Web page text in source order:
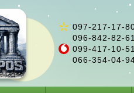
097-217-17-
096-842-82-61
099-417-10-51
066-354-04-